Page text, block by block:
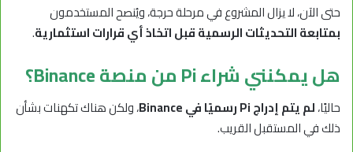
حتى الآن، لا يزال المشروع في مرحلة حرجة، ويُنصح المستخدمون
بمتابعة التحديثات الرسمية قبل اتخاذ أي قرارات استثمارية.
هل يمكنني شراء Pi من منصة Binance؟
حاليًا،لم يتم إدراج Pi رسميًا في Binance
، ولكن هناك تكهنات بشأن
ذلك في المستقبل القريب.